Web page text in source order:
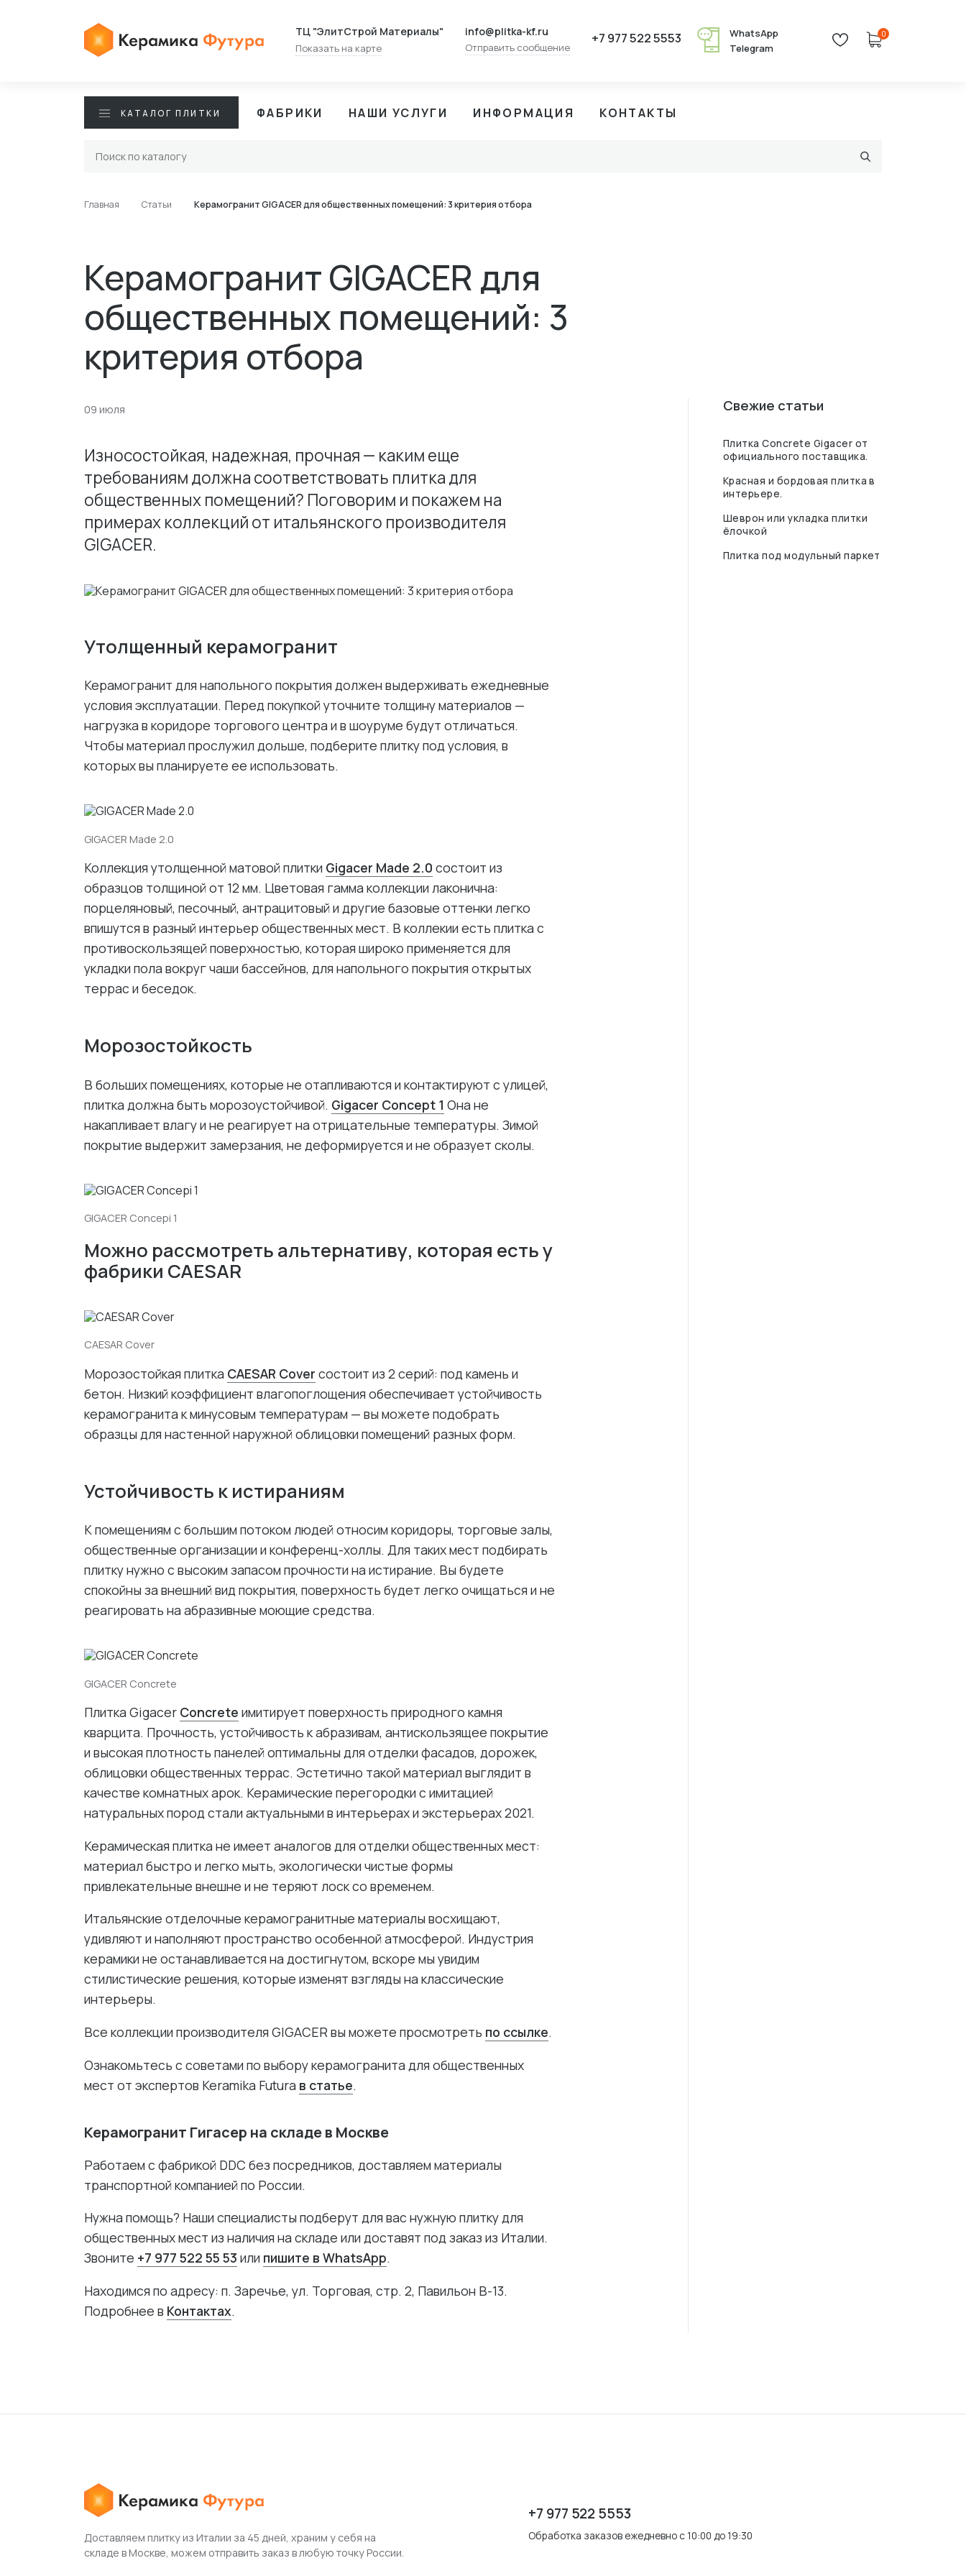
ТЦ "ЭлитСтрой Материалы"
Показать на карте
info@plitka-kf.ru
Отправить сообщение
+7 977 522 5553
WhatsApp
Telegram
0
КАТАЛОГ ПЛИТКИ ФАБРИКИ НАШИ УСЛУГИ ИНФОРМАЦИЯ КОНТАКТЫ
Главная Статьи Керамогранит GIGACER для общественных помещений: 3 критерия отбора
Керамогранит GIGACER для
общественных помещений: 3
критерия отбора
09 июля
Износостойкая, надежная, прочная — каким еще
требованиям должна соответствовать плитка для
общественных помещений? Поговорим и покажем на
примерах коллекций от итальянского производителя
GIGACER.
Утолщенный керамогранит
Керамогранит для напольного покрытия должен выдерживать ежедневные
условия эксплуатации. Перед покупкой уточните толщину материалов —
нагрузка в коридоре торгового центра и в шоуруме будут отличаться.
Чтобы материал прослужил дольше, подберите плитку под условия, в
которых вы планируете ее использовать.
GIGACER Made 2.0
Коллекция утолщенной матовой плитки Gigacer Made 2.0 состоит из
образцов толщиной от 12 мм. Цветовая гамма коллекции лаконична:
порцеляновый, песочный, антрацитовый и другие базовые оттенки легко
впишутся в разный интерьер общественных мест. В коллекии есть плитка с
противоскользящей поверхностью, которая широко применяется для
укладки пола вокруг чаши бассейнов, для напольного покрытия открытых
террас и беседок.
Морозостойкость
В больших помещениях, которые не отапливаются и контактируют с улицей,
плитка должна быть морозоустойчивой. Gigacer Concept 1 Она не
накапливает влагу и не реагирует на отрицательные температуры. Зимой
покрытие выдержит замерзания, не деформируется и не образует сколы.
GIGACER Concepi 1
Можно рассмотреть альтернативу, которая есть у
фабрики CAESAR
CAESAR Cover
Морозостойкая плитка CAESAR Cover состоит из 2 серий: под камень и
бетон. Низкий коэффициент влагопоглощения обеспечивает устойчивость
керамогранита к минусовым температурам — вы можете подобрать
образцы для настенной наружной облицовки помещений разных форм.
Устойчивость к истираниям
К помещениям с большим потоком людей относим коридоры, торговые залы,
общественные организации и конференц-холлы. Для таких мест подбирать
плитку нужно с высоким запасом прочности на истирание. Вы будете
спокойны за внешний вид покрытия, поверхность будет легко очищаться и не
реагировать на абразивные моющие средства.
GIGACER Concrete
Плитка Gigacer Concrete имитирует поверхность природного камня
кварцита. Прочность, устойчивость к абразивам, антискользящее покрытие
и высокая плотность панелей оптимальны для отделки фасадов, дорожек,
облицовки общественных террас. Эстетично такой материал выглядит в
качестве комнатных арок. Керамические перегородки с имитацией
натуральных пород стали актуальными в интерьерах и экстерьерах 2021.
Керамическая плитка не имеет аналогов для отделки общественных мест:
материал быстро и легко мыть, экологически чистые формы
привлекательные внешне и не теряют лоск со временем.
Итальянские отделочные керамогранитные материалы восхищают,
удивляют и наполняют пространство особенной атмосферой. Индустрия
керамики не останавливается на достигнутом, вскоре мы увидим
стилистические решения, которые изменят взгляды на классические
интерьеры.
Все коллекции производителя GIGACER вы можете просмотреть по ссылке.
Ознакомьтесь с советами по выбору керамогранита для общественных
мест от экспертов Keramika Futura в статье.
Керамогранит Гигасер на складе в Москве
Работаем с фабрикой DDC без посредников, доставляем материалы
транспортной компанией по России.
Нужна помощь? Наши специалисты подберут для вас нужную плитку для
общественных мест из наличия на складе или доставят под заказ из Италии.
Звоните +7 977 522 55 53 или пишите в WhatsApp.
Находимся по адресу: п. Заречье, ул. Торговая, стр. 2, Павильон В-13.
Подробнее в Контактах.
Свежие статьи
Плитка Concrete Gigacer от
официального поставщика.
Красная и бордовая плитка в
интерьере.
Шеврон или укладка плитки
ёлочкой
Плитка под модульный паркет
Доставляем плитку из Италии за 45 дней, храним у себя на
складе в Москве, можем отправить заказ в любую точку России.
+7 977 522 5553
Обработка заказов ежедневно с 10:00 до 19:30